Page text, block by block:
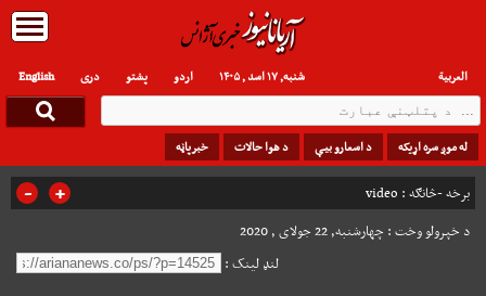
English دری پشتو العربیة اردو شنبه, ۱۷ اسد , ۱۴۰۵
له موږ سره اړیکه د اسعارو بیې د هوا حالات خبرپاڼه
برخه -څانګه : video
- +
د خپرولو وخت : چهارشنبه, 22 جولای , 2020
لنډ لینک :